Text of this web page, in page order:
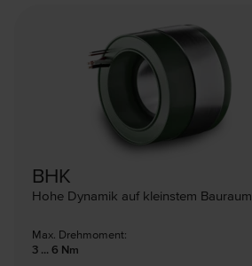
BHK
Hohe Dynamik auf kleinstem Bauraum
Max. Drehmoment:
3 ... 6 Nm